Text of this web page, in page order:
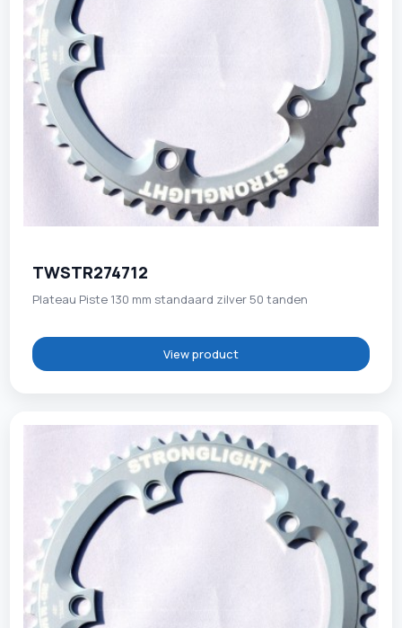
TWSTR274712
Plateau Piste 130 mm standaard zilver 50 tanden
View product